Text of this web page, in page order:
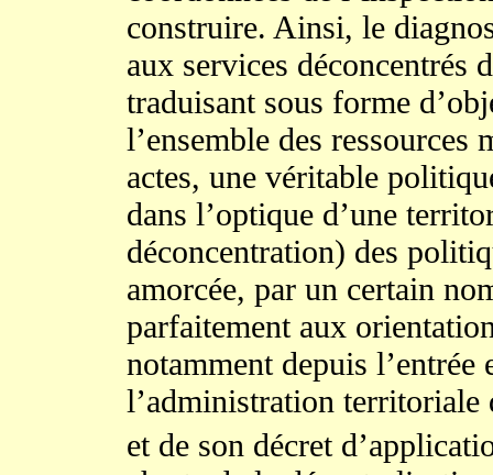
construire. Ainsi, le
aux services déconcentrés
traduisant sous forme
l’ensemble des
actes, une véritable
dans l’optique d’une
déconcentration) des
amorcée, par un certain
parfaitement aux
notamment depuis
l’administration
et de son décret